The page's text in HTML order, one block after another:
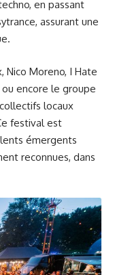
en passant
assurant une
Nico Moreno, I Hate
encore le groupe
locaux
festival est
émergents
reconnues, dans